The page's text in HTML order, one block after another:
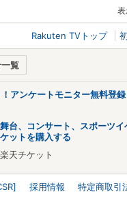
表
Rakuten TVトップ
覧
！アンケートモニター無料登
舞台、コンサート、スポーツイ
ケットを購入する
楽天チケット
採用情報
特定商取引